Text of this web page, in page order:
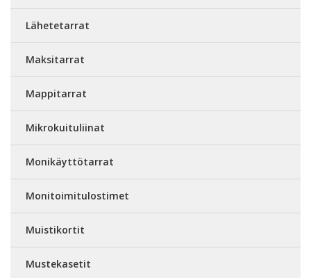
Lähetetarrat
Maksitarrat
Mappitarrat
Mikrokuituliinat
Monikäyttötarrat
Monitoimitulostimet
Muistikortit
Mustekasetit